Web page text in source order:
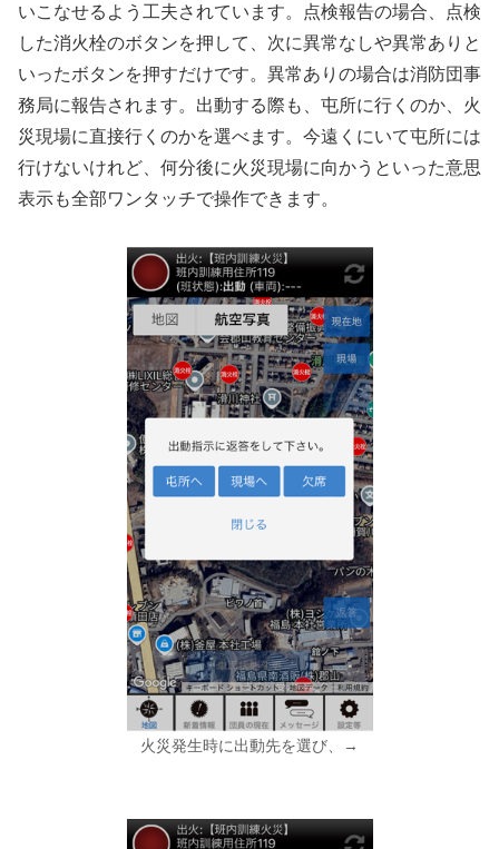
いこなせるよう工夫されています。点検報告の場合、点検
した消火栓のボタンを押して、次に異常なしや異常ありと
いったボタンを押すだけです。異常ありの場合は消防団事
務局に報告されます。出動する際も、屯所に行くのか、火
災現場に直接行くのかを選べます。今遠くにいて屯所には
行けないけれど、何分後に火災現場に向かうといった意思
表示も全部ワンタッチで操作できます。
火災発生時に出動先を選び、→